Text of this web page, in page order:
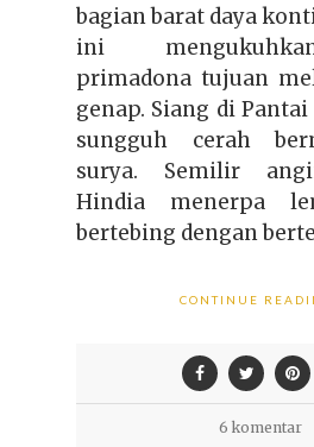
bagian barat daya
ini
primadona tujuan
genap. Siang di
sungguh cerah
surya. Semilir
Hindia menerpa
bertebing dengan
CONTINUE
6 komentar